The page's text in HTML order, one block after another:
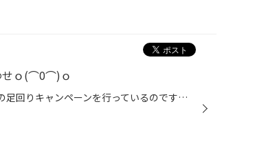
せｏ(⌒0⌒)ｏ
みなさんこんにちは!! ３月末までTEINさんの足回りキャンペーンを行っているのですが 続々問い合わせがあります!! ほんとにありがとうございます!! 皆様もこの機会をお見逃しなく!!!